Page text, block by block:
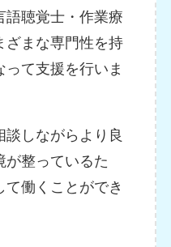
語聴覚士・作業療
ざまな専門性を持
て支援を行いま
しながらより良
が整っているた
働くことができ